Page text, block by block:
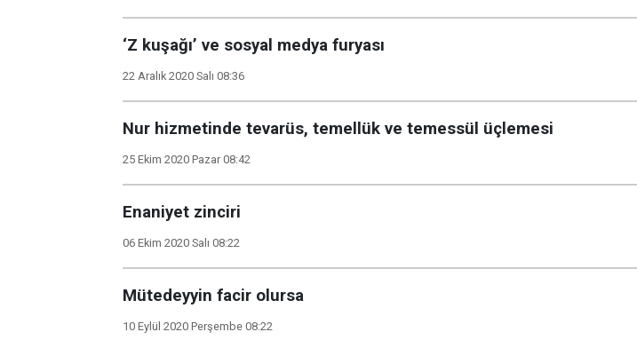
‘Z kuşağı’ ve sosyal medya furyası
22 Aralık 2020 Salı 08:36
Nur hizmetinde tevarüs, temellük ve temessül üçlemesi
25 Ekim 2020 Pazar 08:42
Enaniyet zinciri
06 Ekim 2020 Salı 08:22
Mütedeyyin facir olursa
10 Eylül 2020 Perşembe 08:22